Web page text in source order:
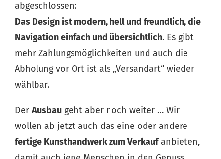
abgeschlossen:
Das Design ist modern, hell und freundlich, die
Navigation einfach und übersichtlich. Es gibt
mehr Zahlungsmöglichkeiten und auch die
Abholung vor Ort ist als „Versandart“ wieder
wählbar.
Der Ausbau geht aber noch weiter … Wir
wollen ab jetzt auch das eine oder andere
fertige Kunsthandwerk zum Verkaufanbieten,